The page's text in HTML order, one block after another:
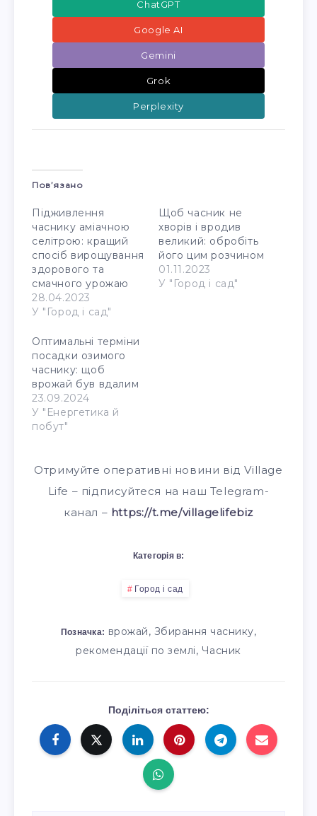
ChatGPT
Google AI
Gemini
Grok
Perplexity
Пов’язано
Підживлення
часнику аміачною
селітрою: кращий
спосіб вирощування
здорового та
смачного урожаю
28.04.2023
У "Город і сад"
Щоб часник не
хворів і вродив
великий: обробіть
його цим розчином
01.11.2023
У "Город і сад"
Оптимальні терміни
посадки озимого
часнику: щоб
врожай був вдалим
23.09.2024
У "Енергетика й
побут"
Отримуйте оперативні новини від Village
Life – підписуйтеся на наш Telegram-
канал – https://t.me/villagelifebiz
Категорія в:
Город і сад
Позначка: врожай, Збирання часнику,
рекомендації по землі, Часник
Поділіться статтею: